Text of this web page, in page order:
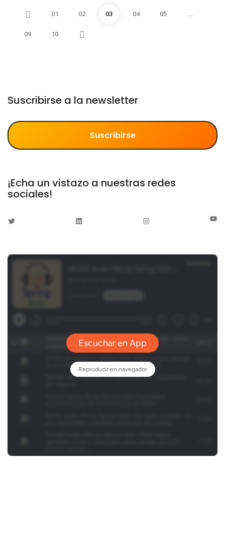
01 02 03 04 05 …
09 10
Suscribirse a la newsletter
Suscribirse
¡Echa un vistazo a nuestras redes
sociales!